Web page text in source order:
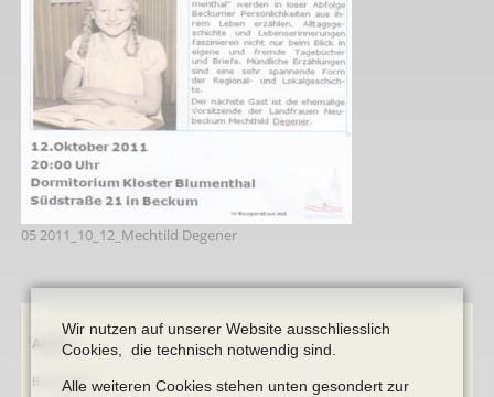
05 2011_10_12_Mechtild Degener
Navigation
Archiv
Bibliothek
Wir nutzen auf unserer Website ausschliesslich
Cookies, die technisch notwendig sind.
Alle weiteren Cookies stehen unten gesondert zur